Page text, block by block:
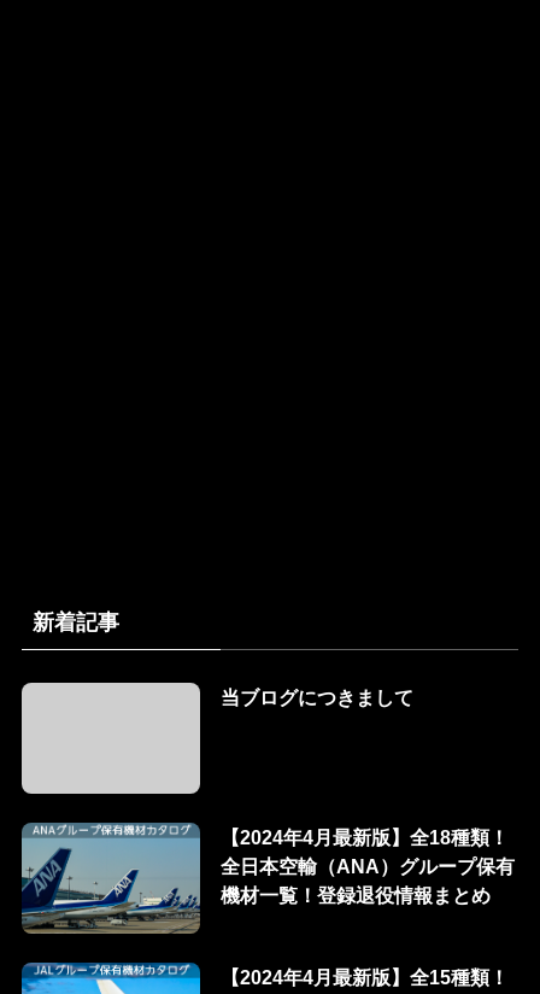
新着記事
当ブログにつきまして
【2024年4月最新版】全18種類！
全日本空輸（ANA）グループ保有
機材一覧！登録退役情報まとめ
【2024年4月最新版】全15種類！